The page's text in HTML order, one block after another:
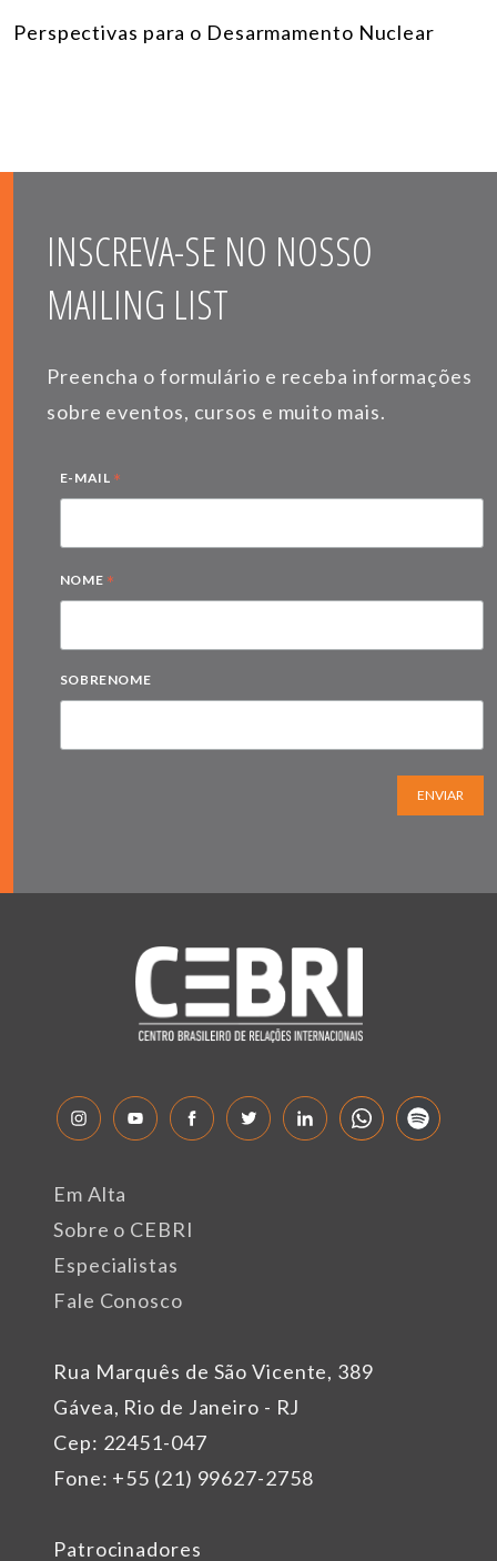
Perspectivas para o Desarmamento Nuclear
INSCREVA-SE NO NOSSO
MAILING LIST
Preencha o formulário e receba informações
sobre eventos, cursos e muito mais.
E-MAIL *
NOME *
SOBRENOME
ENVIAR
Rua Marquês de São Vicente, 389
Gávea, Rio de Janeiro - RJ
Cep: 22451-047
Fone: +55 (21) 99627-2758
Em Alta
Sobre o CEBRI
Especialistas
Fale Conosco
Patrocinadores